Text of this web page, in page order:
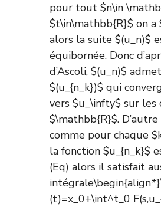
pour tout $n\in
$t\in\mathbb{R}$ on a
alors la suite $(u_n)$
équibornée. Donc
d’Ascoli, $(u_n)$
$(u_{n_k})$ qui
vers $u_\infty$ sur les
$\mathbb{R}$.
comme pour chaque
la fonction $u_{n_k}$
(Eq) alors il satisfait
(t)=x_0+\int^t_0